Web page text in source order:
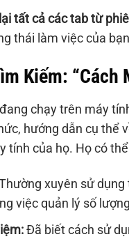
tất cả các tab từ
thái làm việc của
Kiếm: “Cách
chạy trên máy
hướng dẫn cụ thể
tính của họ. Họ có thể
xuyên sử dụng
việc quản lý số
Đã biết cách sử